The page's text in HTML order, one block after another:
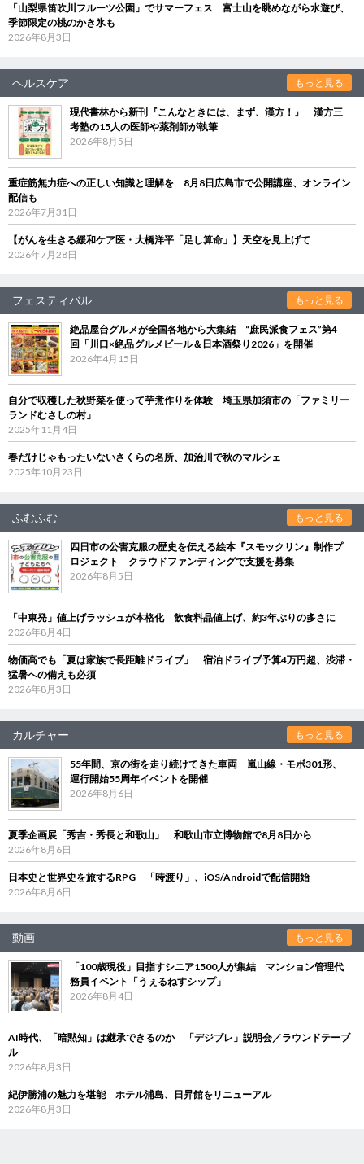
「山梨県笛吹川フルーツ公園」でサマーフェス 富士山を眺めながら水遊び、
季節限定の桃のかき氷も
2026年8月3日
ヘルスケア もっと見る
現代書林から新刊『こんなときには、まず、漢方！』 漢方三
考塾の15人の医師や薬剤師が執筆
2026年8月5日
重症筋無力症への正しい知識と理解を 8月8日広島市で公開講座、オンライン
配信も
2026年7月31日
【がんを生きる緩和ケア医・大橋洋平「足し算命」】天空を見上げて
2026年7月28日
フェスティバル もっと見る
絶品屋台グルメが全国各地から大集結 “庶民派食フェス”第4
回「川口×絶品グルメビール＆日本酒祭り2026」を開催
2026年4月15日
自分で収穫した秋野菜を使って芋煮作りを体験 埼玉県加須市の「ファミリー
ランドむさしの村」
2025年11月4日
春だけじゃもったいないさくらの名所、加治川で秋のマルシェ
2025年10月23日
ふむふむ もっと見る
四日市の公害克服の歴史を伝える絵本『スモックリン』制作プ
ロジェクト クラウドファンディングで支援を募集
2026年8月5日
「中東発」値上げラッシュが本格化 飲食料品値上げ、約3年ぶりの多さに
2026年8月4日
物価高でも「夏は家族で長距離ドライブ」 宿泊ドライブ予算4万円超、渋滞・
猛暑への備えも必須
2026年8月3日
カルチャー もっと見る
55年間、京の街を走り続けてきた車両 嵐山線・モボ301形、
運行開始55周年イベントを開催
2026年8月6日
夏季企画展「秀吉・秀長と和歌山」 和歌山市立博物館で8月8日から
2026年8月6日
日本史と世界史を旅するRPG 「時渡り」、iOS/Androidで配信開始
2026年8月6日
動画 もっと見る
「100歳現役」目指すシニア1500人が集結 マンション管理代
務員イベント「うぇるねすシップ」
2026年8月4日
AI時代、「暗黙知」は継承できるのか 「デジブレ」説明会／ラウンドテーブ
ル
2026年8月3日
紀伊勝浦の魅力を堪能 ホテル浦島、日昇館をリニューアル
2026年8月3日